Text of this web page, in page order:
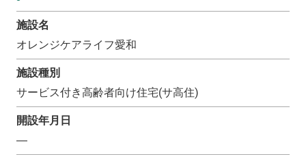
施設名
オレンジケアライフ愛和
施設種別
サービス付き高齢者向け住宅(サ高住)
開設年月日
―